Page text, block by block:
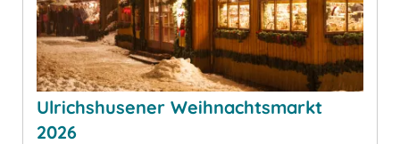
Ulrichshusener Weihnachtsmarkt
2026